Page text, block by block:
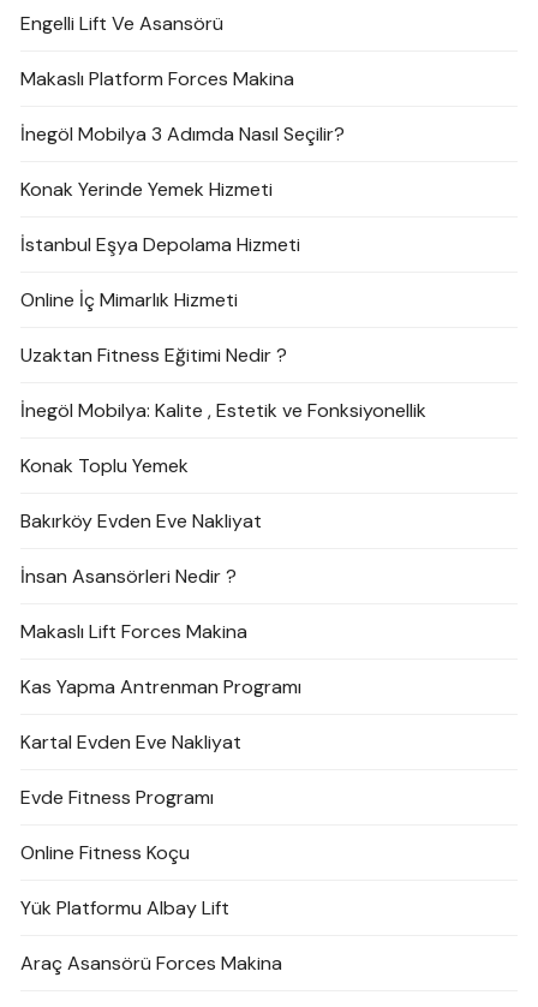
Engelli Lift Ve Asansörü
Makaslı Platform Forces Makina
İnegöl Mobilya 3 Adımda Nasıl Seçilir?
Konak Yerinde Yemek Hizmeti
İstanbul Eşya Depolama Hizmeti
Online İç Mimarlık Hizmeti
Uzaktan Fitness Eğitimi Nedir ?
İnegöl Mobilya: Kalite , Estetik ve Fonksiyonellik
Konak Toplu Yemek
Bakırköy Evden Eve Nakliyat
İnsan Asansörleri Nedir ?
Makaslı Lift Forces Makina
Kas Yapma Antrenman Programı
Kartal Evden Eve Nakliyat
Evde Fitness Programı
Online Fitness Koçu
Yük Platformu Albay Lift
Araç Asansörü Forces Makina